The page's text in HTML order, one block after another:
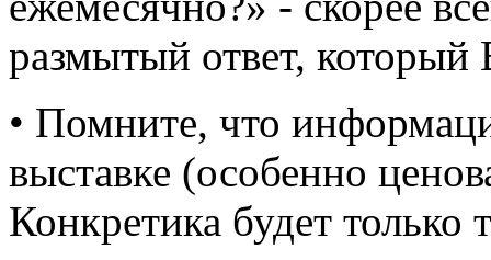
размытый ответ, который
• Помните, что
выставке (особенно
Конкретика будет только